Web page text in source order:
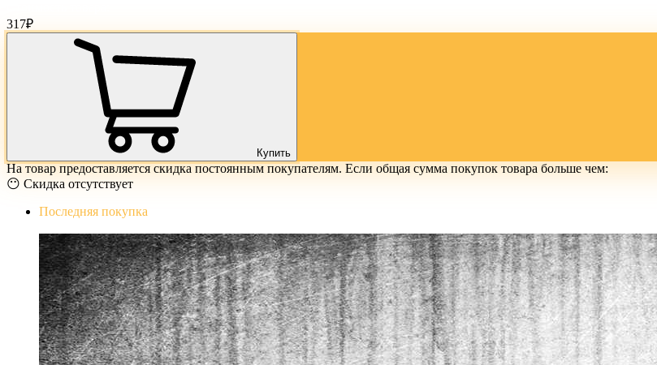
317₽
Купить
На товар предоставляется скидка постоянным покупателям. Если общая сумма покупок товара больше чем:
😶 Скидка отсутствует
Последняя покупка